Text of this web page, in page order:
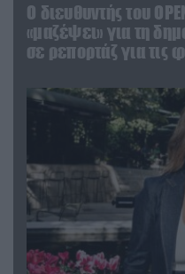
O διευθυντής του
«μαζέψει» για τη
σε ρεπορτάζ για τις